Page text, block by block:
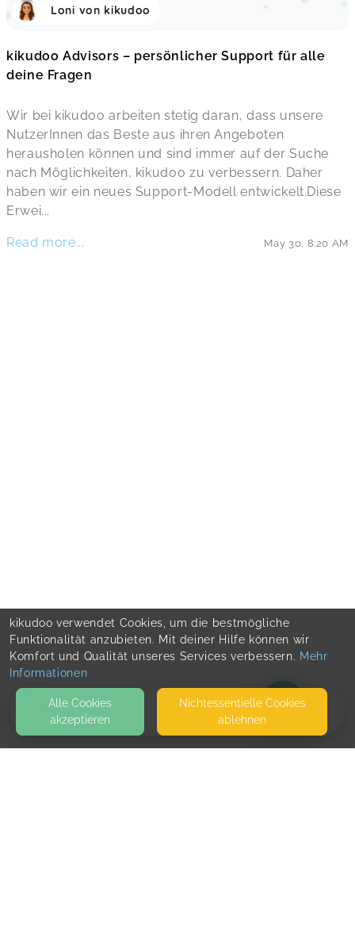
Loni von kikudoo
kikudoo Advisors – persönlicher Support für alle
deine Fragen
Wir bei kikudoo arbeiten stetig daran, dass unsere
NutzerInnen das Beste aus ihren Angeboten
herausholen können und sind immer auf der Suche
nach Möglichkeiten, kikudoo zu verbessern. Daher
haben wir ein neues Support-Modell entwickelt.Diese
Erwei...
Read more... May 30 8:20 AM
kikudoo verwendet Cookies, um die bestmögliche
Funktionalität anzubieten. Mit deiner Hilfe können wir
Komfort und Qualität unseres Services verbessern. Mehr
Informationen
Alle Cookies
akzeptieren
Nicht­essentielle Cookies
ablehnen